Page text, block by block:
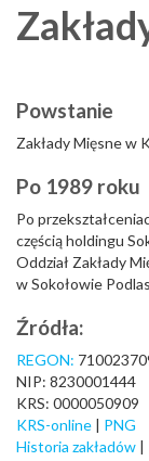
Powstanie
Zakłady Mięsne w
Po 1989 roku
Po
częścią holdingu
Oddział Zakłady
w Sokołowie
Źródła:
REGON:
NIP: 8230001444
KRS: 0000050909
KRS-online | PNG
Historia zakładów |